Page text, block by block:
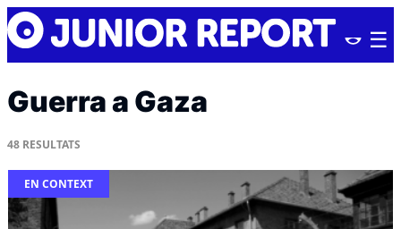
Skip
to
content
Junior
Report
Guerra a Gaza
48 RESULTATS
EN CONTEXT